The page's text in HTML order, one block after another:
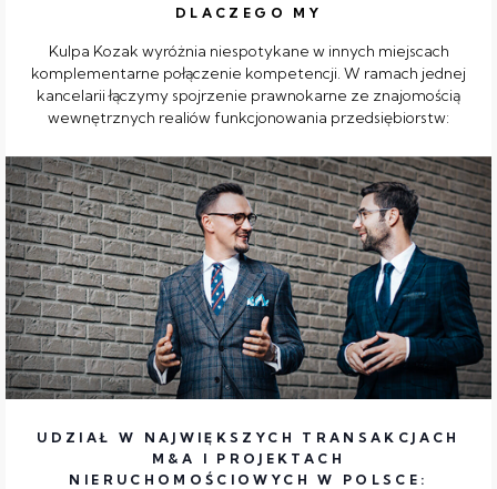
DLACZEGO MY
Kulpa Kozak wyróżnia niespotykane w innych miejscach
komplementarne połączenie kompetencji. W ramach jednej
kancelarii łączymy spojrzenie prawnokarne ze znajomością
wewnętrznych realiów funkcjonowania przedsiębiorstw:
UDZIAŁ W NAJWIĘKSZYCH TRANSAKCJACH
M&A I PROJEKTACH
NIERUCHOMOŚCIOWYCH W POLSCE: